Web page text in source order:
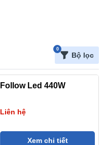
Bộ lọc
0
Follow Led 440W
Liên hệ
Xem chi tiết